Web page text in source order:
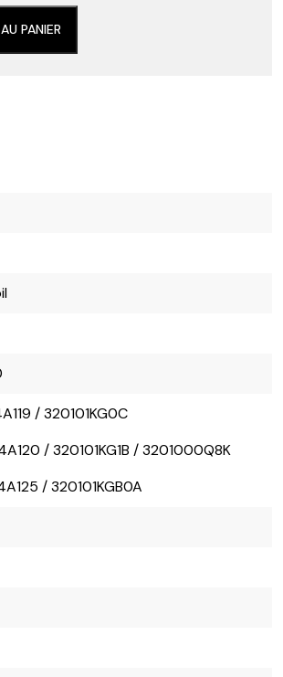
AU PANIER
/ 320101KG0C
/ 320101KG1B / 3201000Q8K
/ 320101KGB0A